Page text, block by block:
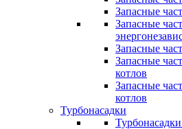
Запасные
Запасные
Запасные
Запасные
котлов
Запасные
котлов
Турбонасадки